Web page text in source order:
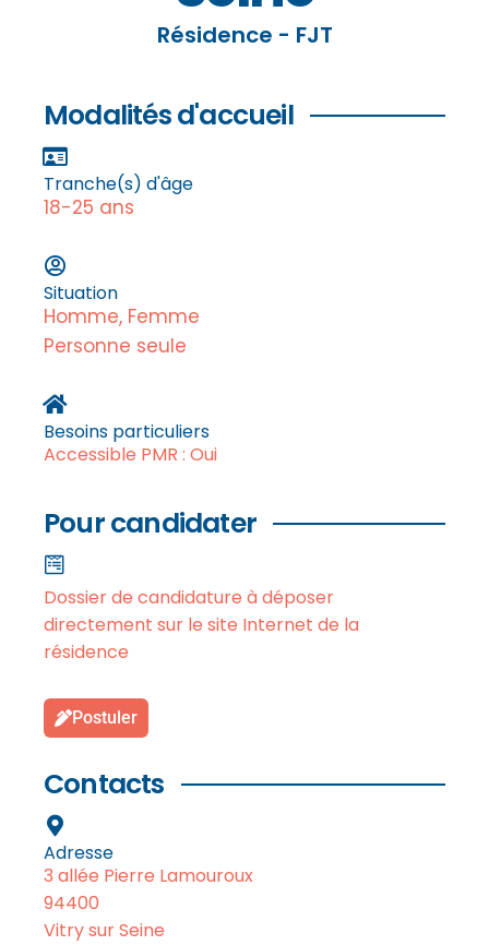
Résidence - FJT
Modalités d'accueil
Tranche(s) d'âge
18-25 ans
Situation
Homme, Femme
Personne seule
Besoins particuliers
Accessible PMR : Oui
Pour candidater
Dossier de candidature à déposer
directement sur le site Internet de la
résidence
Postuler
Contacts
Adresse
3 allée Pierre Lamouroux
94400
Vitry sur Seine